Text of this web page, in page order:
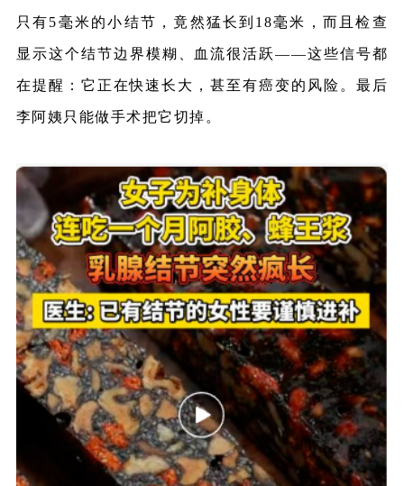
只有5毫米的小结节，竟然猛长到18毫米，而且检查
显示这个结节边界模糊、血流很活跃——这些信号都
在提醒：它正在快速长大，甚至有癌变的风险。最后
李阿姨只能做手术把它切掉。